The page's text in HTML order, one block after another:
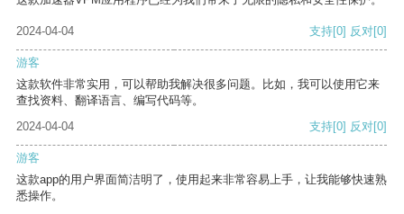
2024-04-04 支持[0] 反对[0]
游客
这款软件非常实用，可以帮助我解决很多问题。比如，我可以使用它来
查找资料、翻译语言、编写代码等。
2024-04-04
支持[0] 反对[0]
游客
这款app的用户界面简洁明了，使用起来非常容易上手，让我能够快速熟
悉操作。